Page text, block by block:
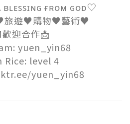
ʙʟᴇssɪɴɢ ғʀᴏᴍ ɢᴏᴅ♡
旅遊♥︎購物♥︎藝術♥︎
歡迎合作📩
yuen_yin68
Rice: level 4
yuen_yin68